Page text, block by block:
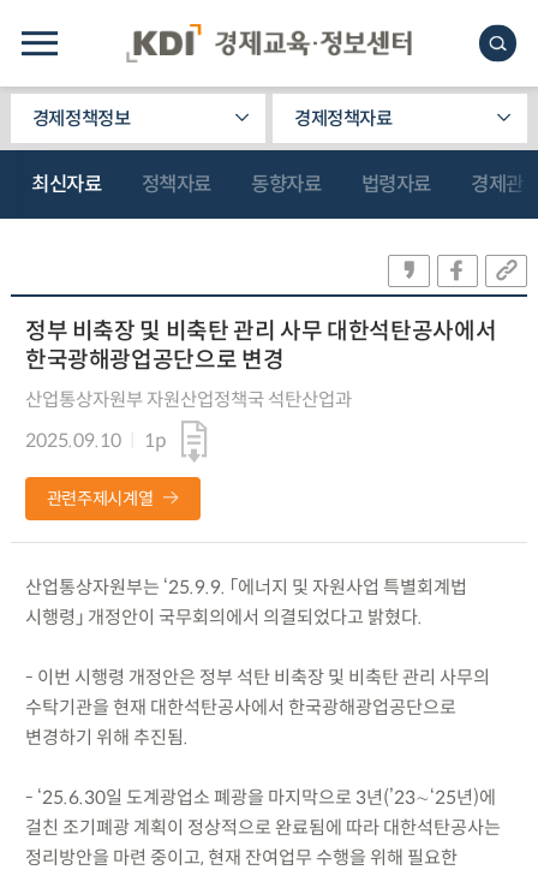
경제정책정보 경제정책자료
최신자료 정책자료 동향자료 법령자료 경제관
정부 비축장 및 비축탄 관리 사무 대한석탄공사에서
한국광해광업공단으로 변경
산업통상자원부 자원산업정책국 석탄산업과
2025.09.10
1p
관련주제시계열
산업통상자원부는 ‘25.9.9. 「에너지 및 자원사업 특별회계법
시행령」 개정안이 국무회의에서 의결되었다고 밝혔다.
- 이번 시행령 개정안은 정부 석탄 비축장 및 비축탄 관리 사무의
수탁기관을 현재 대한석탄공사에서 한국광해광업공단으로
변경하기 위해 추진됨.
- ‘25.6.30일 도계광업소 폐광을 마지막으로 3년(’23∼‘25년)에
걸친 조기폐광 계획이 정상적으로 완료됨에 따라 대한석탄공사는
정리방안을 마련 중이고, 현재 잔여업무 수행을 위해 필요한